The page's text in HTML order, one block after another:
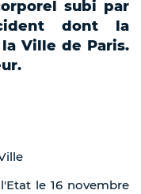
subi par
dont la
Ville de Paris.
le 16 novembre